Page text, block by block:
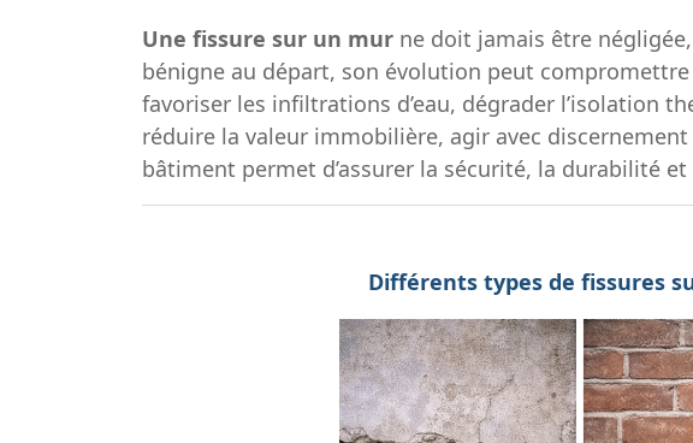
Une fissure sur un mur ne doit jamais être
bénigne au départ, son évolution peut
favoriser les infiltrations d’eau, dégrader l’isolation
réduire la valeur immobilière, agir avec
bâtiment permet d’assurer la sécurité, la durabilité
Différents types de fissures